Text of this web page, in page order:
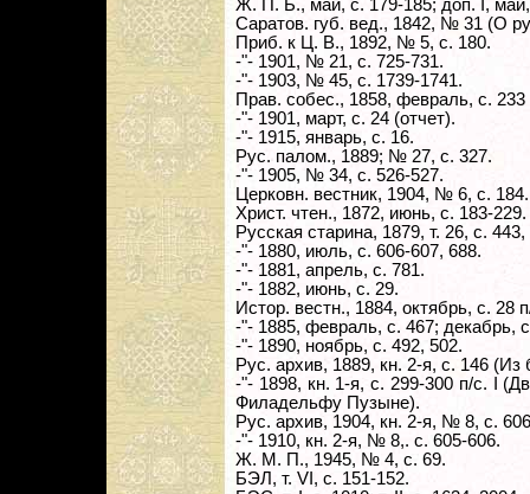
Ж. П. Б., май, с. 179-185; доп. I,
Саратов. губ. вед., 1842, № 31 (О
Приб. к Ц. В., 1892, № 5, с. 180.
-"- 1901, № 21, с. 725-731.
-"- 1903, № 45, с. 1739-1741.
Прав. собес., 1858, февраль, с. 233
-"- 1901, март, с. 24 (отчет).
-"- 1915, январь, с. 16.
Рус. палом., 1889; № 27, с. 327.
-"- 1905, № 34, с. 526-527.
Церковн. вестник, 1904, № 6, с. 184.
Христ. чтен., 1872, июнь, с. 183-229.
Русская старина, 1879, т. 26, с. 443,
-"- 1880, июль, с. 606-607, 688.
-"- 1881, апрель, с. 781.
-"- 1882, июнь, с. 29.
Истор. вестн., 1884, октябрь, с. 28
-"- 1885, февраль, с. 467; декабрь,
-"- 1890, ноябрь, с. 492, 502.
Рус. архив, 1889, кн. 2-я, с. 146 (Из
-"- 1898, кн. 1-я, с. 299-300 п/с. I
Филадельфу Пузыне).
Рус. архив, 1904, кн. 2-я, № 8, с.
-"- 1910, кн. 2-я, № 8,. с. 605-606.
Ж. М. П., 1945, № 4, с. 69.
БЭЛ, т. VI, с. 151-152.